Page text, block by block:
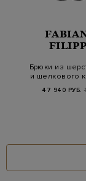
Брюки из
и шелкового
47 940 РУБ.